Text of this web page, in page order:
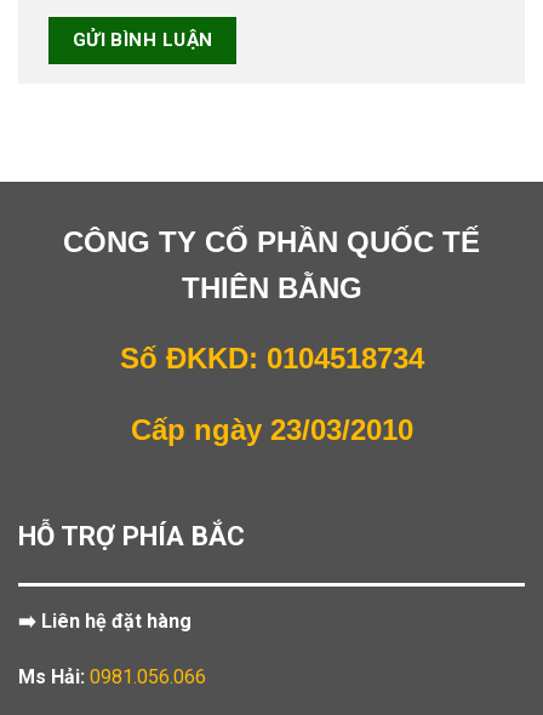
CÔNG TY CỔ PHẦN QUỐC TẾ
THIÊN BẰNG
Số ĐKKD: 0104518734
Cấp ngày 23/03/2010
HỖ TRỢ PHÍA BẮC
➡️ Liên hệ đặt hàng
Ms Hải: 0981.056.066